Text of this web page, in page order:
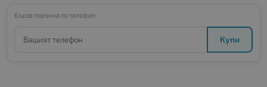
Бърза поръчка по телефон:
Купи